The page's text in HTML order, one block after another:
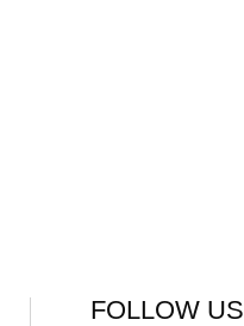
FOLLOW US